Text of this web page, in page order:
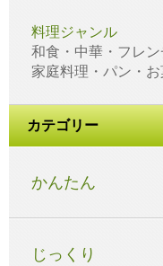
料理ジャンル
和食・中華・フレ
家庭料理・パン・
カテゴリー
かんたん
じっくり